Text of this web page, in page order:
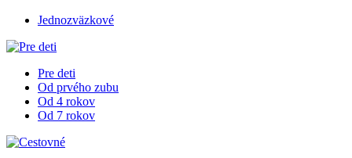
Jednozväzkové
Pre deti
Od prvého zubu
Od 4 rokov
Od 7 rokov